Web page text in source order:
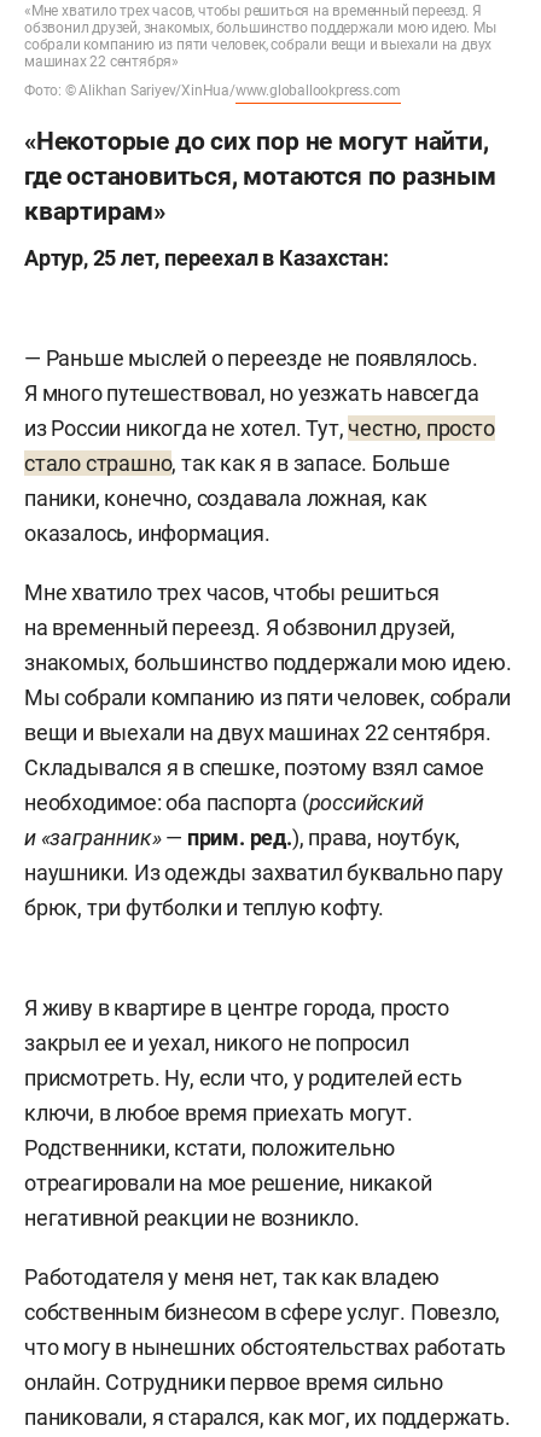
«Мне хватило трех часов, чтобы решиться на временный переезд. Я
обзвонил друзей, знакомых, большинство поддержали мою идею. Мы
собрали компанию из пяти человек, собрали вещи и выехали на двух
машинах 22 сентября»
Фото: © Alikhan Sariyev/XinHua/www.globallookpress.com
«Некоторые до сих пор не могут найти,
где остановиться, мотаются по разным
квартирам»
Артур, 25 лет, переехал в Казахстан:
— Раньше мыслей о переезде не появлялось.
Я много путешествовал, но уезжать навсегда
из России никогда не хотел. Тут, честно, просто
стало страшно, так как я в запасе. Больше
паники, конечно, создавала ложная, как
оказалось, информация.
Мне хватило трех часов, чтобы решиться
на временный переезд. Я обзвонил друзей,
знакомых, большинство поддержали мою идею.
Мы собрали компанию из пяти человек, собрали
вещи и выехали на двух машинах 22 сентября.
Складывался я в спешке, поэтому взял самое
необходимое: оба паспорта (российский
и «загранник»— прим. ред.), права, ноутбук,
наушники. Из одежды захватил буквально пару
брюк, три футболки и теплую кофту.
Я живу в квартире в центре города, просто
закрыл ее и уехал, никого не попросил
присмотреть. Ну, если что, у родителей есть
ключи, в любое время приехать могут.
Родственники, кстати, положительно
отреагировали на мое решение, никакой
негативной реакции не возникло.
Работодателя у меня нет, так как владею
собственным бизнесом в сфере услуг. Повезло,
что могу в нынешних обстоятельствах работать
онлайн. Сотрудники первое время сильно
паниковали, я старался, как мог, их поддержать.